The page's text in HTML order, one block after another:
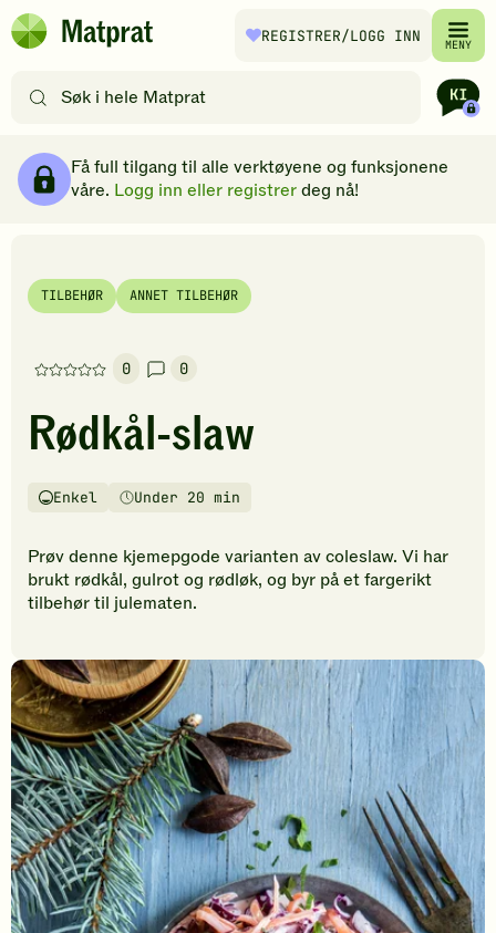
Hopp til hovedinnhold
Matprat
REGISTRER/LOGG INN MENY
etter
filtre
Få full tilgang til alle verktøyene og funksjonene
våre. Logg inn eller registrerdeg nå!
TILBEHØR ANNET TILBEHØR
0
Denne
har
foreløpig
vurderinger.
den
første
til
denne
oppskriften.
0
Rødkål-slaw
Vanskelighetsgrad
Enkel
TilberedningstidUnder 20 min
Prøv denne kjemepgode varianten av coleslaw. Vi har
brukt rødkål, gulrot og rødløk, og byr på et fargerikt
tilbehør til julematen.